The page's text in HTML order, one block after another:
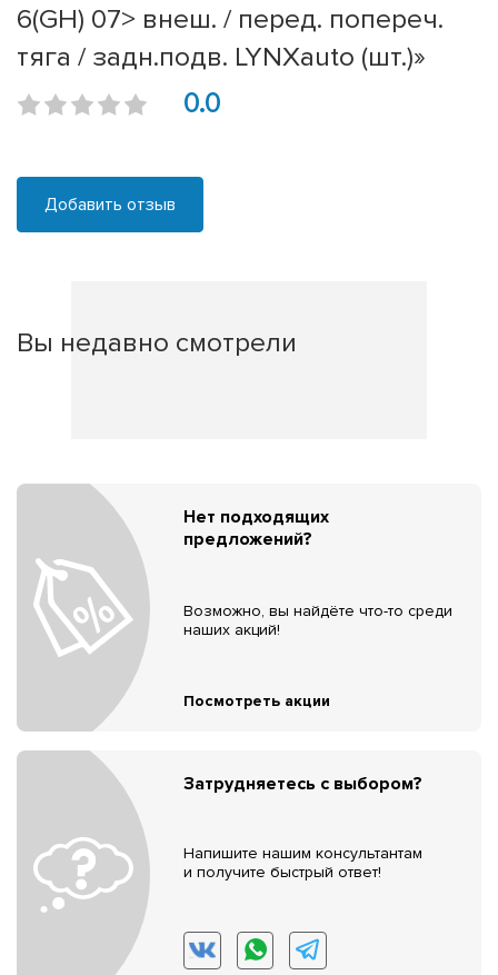
6(GH) 07> внеш. / перед. попереч.
тяга / задн.подв. LYNXauto (шт.)»
0.0
Добавить отзыв
Вы недавно смотрели
Нет подходящих
предложений?
Возможно, вы найдёте что-то среди
наших акций!
Посмотреть акции
Затрудняетесь с выбором?
Напишите нашим консультантам
и получите быстрый ответ!